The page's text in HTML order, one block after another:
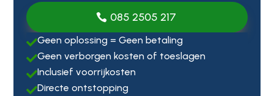
085 2505 217
Geen oplossing = Geen betaling
Geen verborgen kosten of toeslagen
Inclusief voorrijkosten
Directe ontstopping